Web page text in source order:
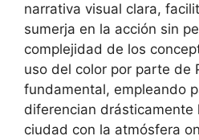
narrativa visual clara,
sumerja en la acción sin
complejidad de los
uso del color por parte de
fundamental, empleando
diferencian drásticamente
ciudad con la atmósfera